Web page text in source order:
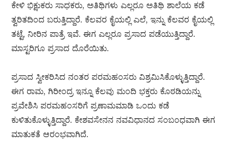
ಕೇಳಿ ಭಿಕ್ಷುಕರು ಸಾಧಕರು, ಅತಿಥಿಗಳು ಎಲ್ಲರೂ ಅತಿಥಿ ಶಾಲೆಯ ಕಡೆ
ತ್ವರಿತದಿಂದ ಬರುತ್ತಿದ್ದಾರೆ. ಕೆಲವರ ಕೈಯಲ್ಲಿ ಎಲೆ, ಇನ್ನು ಕೆಲವರ ಕೈಯಲ್ಲಿ
ತಟ್ಟೆ, ನೀರಿನ ಪಾತ್ರೆ ಇವೆ. ಈಗ ಎಲ್ಲರೂ ಪ್ರಸಾದ ಪಡೆಯುತ್ತಿದ್ದಾರೆ.
ಮಾಸ್ಟರಿಗೂ ಪ್ರಸಾದ ದೊರೆಯಿತು.
ಪ್ರಸಾದ ಸ್ವೀಕರಿಸಿದ ನಂತರ ಪರಮಹಂಸರು ವಿಶ್ರಮಿಸಿಕೊಳ್ಳುತ್ತಿದ್ದಾರೆ.
ಈಗ ರಾಮ, ಗಿರೀಂದ್ರ ಇನ್ನೂ ಕೆಲವು ಮಂದಿ ಭಕ್ತರು ಕೊಠಡಿಯನ್ನು
ಪ್ರವೇಶಿಸಿ ಪರಮಹಂಸರಿಗೆ ಪ್ರಣಾಮಮಾಡಿ ಒಂದು ಕಡೆ
ಕುಳಿತುಕೊಳ್ಳುತ್ತಿದ್ದಾರೆ. ಕೇಶವಸೇನನ ನವವಿಧಾನದ ಸಂಬಂಧವಾಗಿ ಈಗ
ಮಾತುಕತೆ ಆರಂಭವಾಗಿದೆ.